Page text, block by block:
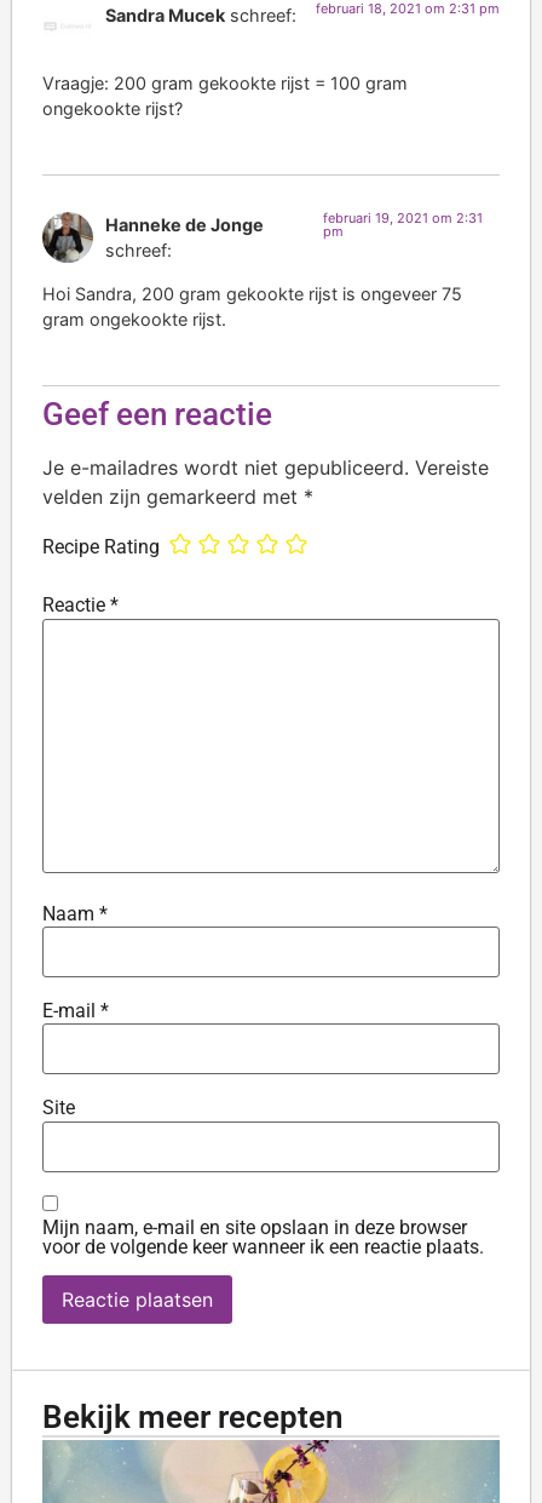
Sandra Mucek schreef: februari 18, 2021 om 2:31 pm
Vraagje: 200 gram gekookte rijst = 100 gram
ongekookte rijst?
Hanneke de Jonge
schreef:
februari 19, 2021 om 2:31
pm
Hoi Sandra, 200 gram gekookte rijst is ongeveer 75
gram ongekookte rijst.
Geef een reactie
Je e-mailadres wordt niet gepubliceerd. Vereiste
velden zijn gemarkeerd met *
Recipe Rating
Reactie *
Naam *
E-mail *
Site
Mijn naam, e-mail en site opslaan in deze browser
voor de volgende keer wanneer ik een reactie plaats.
Bekijk meer recepten